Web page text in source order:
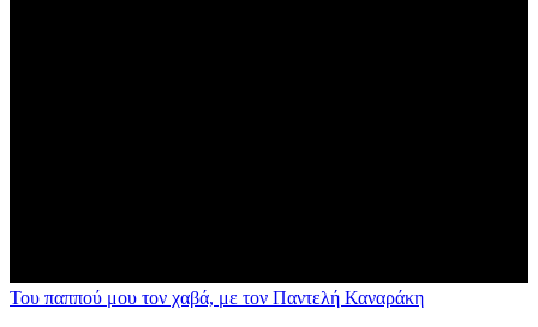
Του παππού μου τον χαβά, με τον Παντελή Καναράκη